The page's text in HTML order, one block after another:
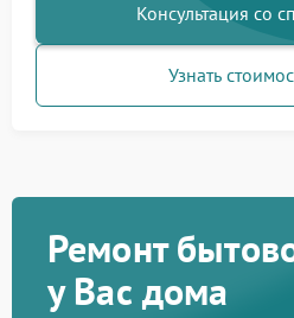
Консультация со
Узнать
Ремонт
у Вас дома